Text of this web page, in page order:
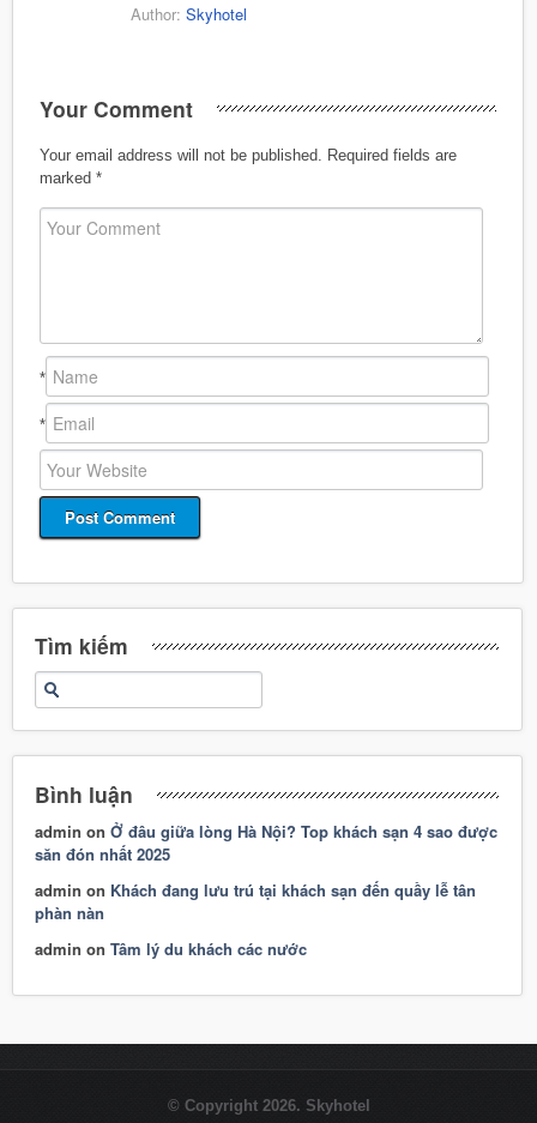
Author: Skyhotel
Your Comment
Your email address will not be published.
Required fields are
marked *
*
*
Tìm kiếm
Bình luận
admin onỞ đâu giữa lòng Hà Nội? Top khách sạn 4 sao được
săn đón nhất 2025
admin on Khách đang lưu trú tại khách sạn đến quầy lễ tân
phàn nàn
admin onTâm lý du khách các nước
© Copyright 2026. Skyhotel